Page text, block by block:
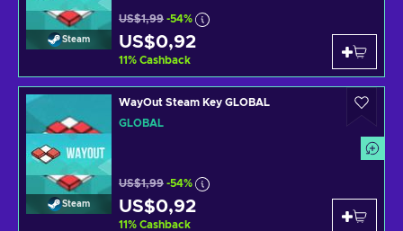
Steam
US$1,99 -54%
US$0,92
11% Cashback
Steam
WayOut Steam Key GLOBAL
GLOBAL
US$1,99 -54%
US$0,92
11% Cashback